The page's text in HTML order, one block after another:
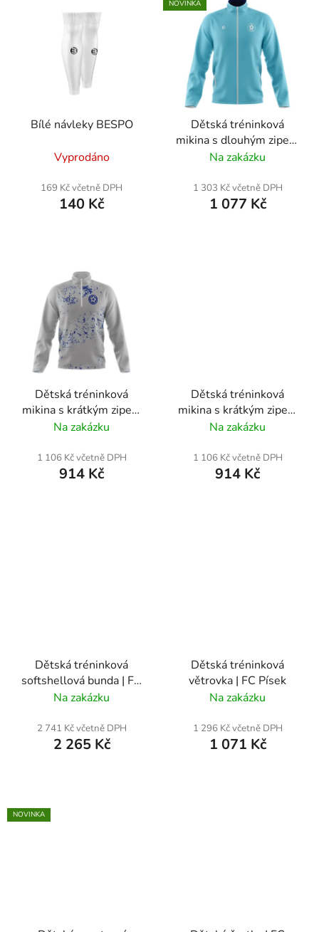
Bílé návleky BESPO
Vyprodáno
169 Kč včetně DPH
140 Kč
NOVINKA
Dětská tréninková
mikina s dlouhým zipem
| FC Písek
Na zakázku
1 303 Kč včetně DPH
1 077 Kč
Dětská tréninková
mikina s krátkým zipem
| AKADEMIE | FC Písek
Na zakázku
1 106 Kč včetně DPH
914 Kč
Dětská tréninková
mikina s krátkým zipem
| FC Písek
Na zakázku
1 106 Kč včetně DPH
914 Kč
Dětská tréninková
softshellová bunda | FC
Písek
Na zakázku
2 741 Kč včetně DPH
2 265 Kč
Dětská tréninková
větrovka | FC Písek
Na zakázku
1 296 Kč včetně DPH
1 071 Kč
NOVINKA